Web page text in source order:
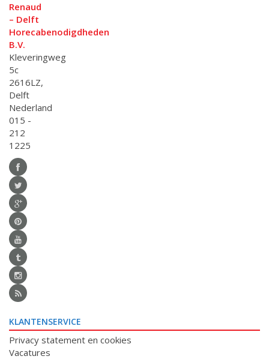
Renaud
– Delft
Horecabenodigdheden
B.V.
Kleveringweg
5c
2616LZ,
Delft
Nederland
015 -
212
1225
KLANTENSERVICE
Privacy statement en cookies
Vacatures